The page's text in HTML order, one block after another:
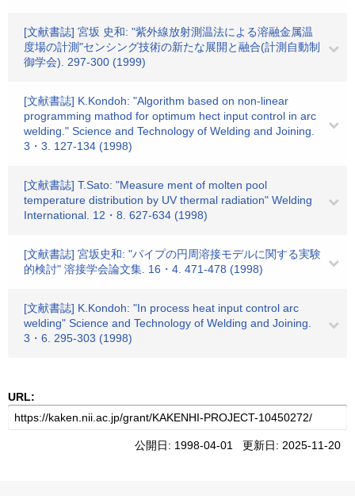
[文献書誌] 宮坂 史和: "紫外線放射測温法による溶融金属温
度場の計測"センシング技術の新たな展開と融合(計測自動制
御学会). 297-300 (1999)
[文献書誌] K.Kondoh: "Algorithm based on non-linear
programming mathod for optimum hect input control in arc
welding." Science and Technology of Welding and Joining.
3・3. 127-134 (1998)
[文献書誌] T.Sato: "Measure ment of molten pool
temperature distribution by UV thermal radiation" Welding
International. 12・8. 627-634 (1998)
[文献書誌] 宮坂史和: "パイプの円周溶接モデルに関する実験
的検討" 溶接学会論文集. 16・4. 471-478 (1998)
[文献書誌] K.Kondoh: "In process heat input control arc
welding" Science and Technology of Welding and Joining.
3・6. 295-303 (1998)
URL:
公開日: 1998-04-01 更新日: 2025-11-20